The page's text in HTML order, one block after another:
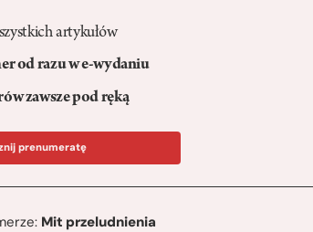
artykułów
od razu w e-wydaniu
zawsze pod ręką
prenumeratę
Mit przeludnienia